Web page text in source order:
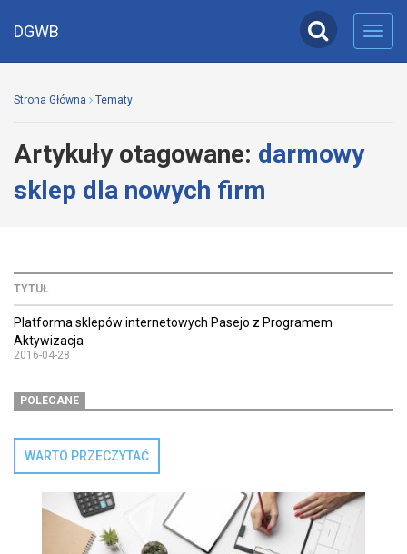
DGWB
Strona Główna Tematy
Artykuły otagowane: darmowy
sklep dla nowych firm
TYTUŁ
Platforma sklepów internetowych Pasejo z Programem
Aktywizacja
2016-04-28
POLECANE
WARTO PRZECZYTAĆ